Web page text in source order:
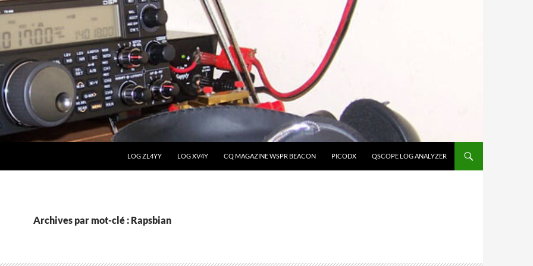
LOG ZL4YY LOG XV4Y CQ MAGAZINE WSPR BEACON PICODX QSCOPE LOG ANALYZER
Archives par mot-clé : Rapsbian